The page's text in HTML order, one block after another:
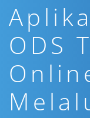
ODS